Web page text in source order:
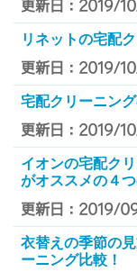
更新日：2019/
リネットの宅配
更新日：2019/
宅配クリーニン
更新日：2019/
イオンの宅配ク
がオススメの４
更新日：2019/
衣替えの季節の
ーニング比較！